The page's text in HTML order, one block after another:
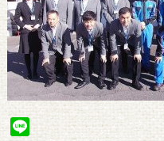
Line